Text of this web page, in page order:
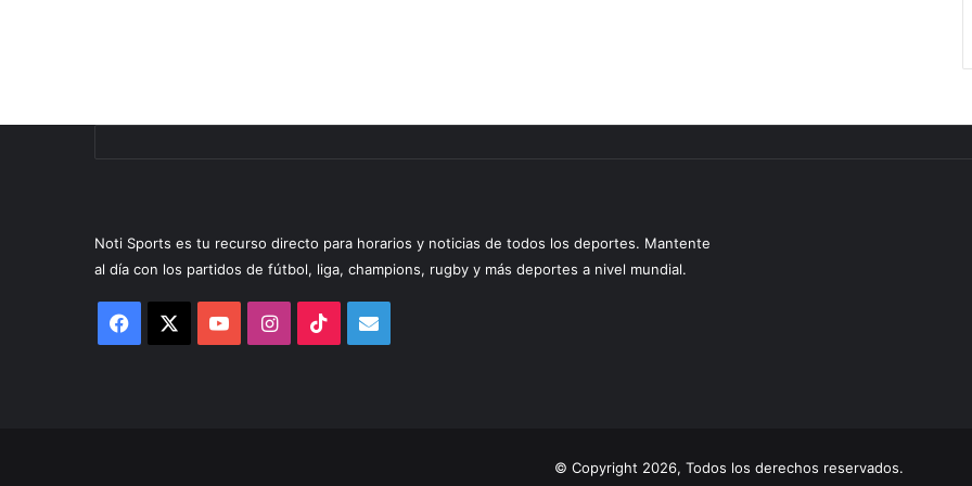
Noti Sports es tu recurso directo para horarios y noticias de todos los deportes. Mantente
al día con los partidos de fútbol, liga, champions, rugby y más deportes a nivel mundial.
Facebook YouTubeInstagram
TikTok
© Copyright 2026, Todos los derechos reservados.